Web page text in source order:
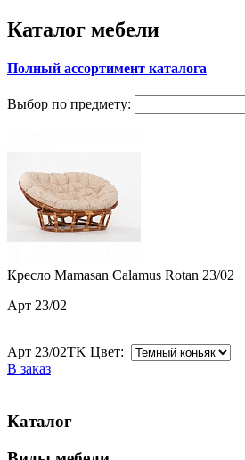
Каталог мебели
Полный ассортимент каталога
Выбор по предмету:
Кресло Mamasan Calamus Rotan 23/02
Арт 23/02
Арт 23/02TK Цвет:
В заказ
Каталог